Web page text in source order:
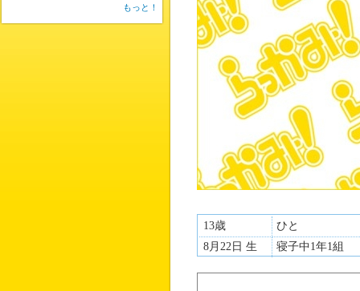
13歳
ひと
8月22日 生
寝子中1年1組
もっと！